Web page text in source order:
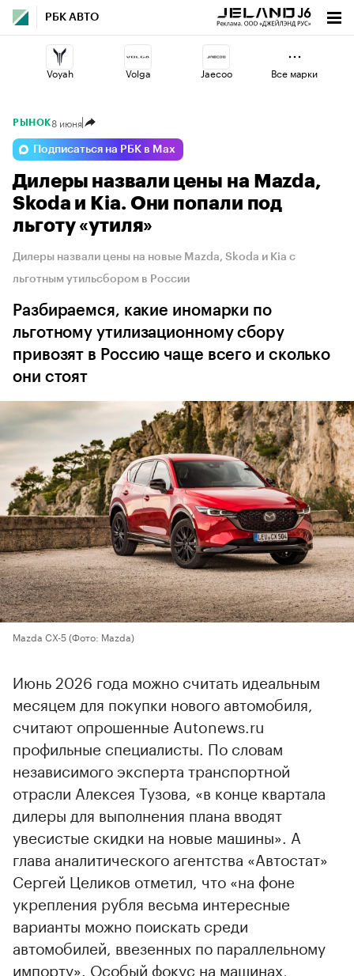
РБК АВТО
Voyah Volga Jaecoo
Geely
Changan Haval Lada
Все марки
РЫНОК8 июня
Подписаться на РБК в Max
Дилеры назвали цены на Mazda,
Skoda и Kia. Они попали под
льготу «утиля»
Дилеры назвали цены на новые Mazda, Skoda и Kia с
льготным утильсбором в России
Разбираемся, какие иномарки по
льготному утилизационному сбору
привозят в Россию чаще всего и сколько
они стоят
Mazda CX-5(Фото: Mazda)
Июнь 2026 года можно считать идеальным
месяцем для покупки нового автомобиля,
считают опрошенные Autonews.ru
профильные специалисты. По словам
независимого эксперта транспортной
отрасли Алексея Тузова, «в конце квартала
дилеры для выполнения плана вводят
увесистые скидки на новые машины». А
глава аналитического агентства «Автостат»
Сергей Целиков отметил, что «на фоне
укрепления рубля весьма интересные
варианты можно поискать среди
автомобилей, ввезенных по параллельному
импорту». Особый фокус на машинах,